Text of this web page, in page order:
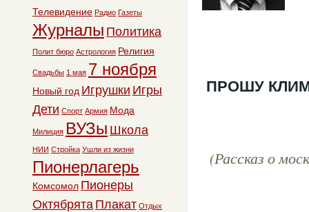
ПРОШУ
(Рассказ о
Телевидение Радио Газеты
Журналы Политика
Полит бюро Астрология Религия
Свадьбы 1 мая 7 ноября
Новый год Игрушки Игры
Дети Спорт Армия Мода
Милиция ВУЗы Школа
НИИ Стройка Ушли из жизни
Пионерлагерь
Комсомол Пионеры
Октябрята Плакат Отдых